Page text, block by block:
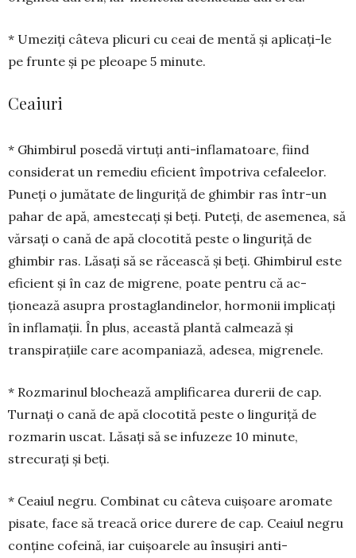
* Umeziți câteva plicuri cu ceai de mentă și apli­cați-le
pe frunte și pe pleoa­pe 5 minute.
Ceaiuri
* Ghimbirul posedă virtuți anti-inflamatoare, fiind
considerat un re­mediu eficient împotriva cefa­le­elor.
Puneți o jumătate de linguriță de ghim­bir ras într-un
pahar de apă, ames­tecați și beți. Puteți, de ase­­­me­nea, să
vărsați o cană de apă clocotită peste o lin­guriță de
ghimbir ras. Lă­sați să se răcească și beți. Ghimbirul este
eficient și în caz de migrene, poate pentru că ac­
ționează asupra prostaglandinelor, hor­mo­nii impli­cați
în inflamații. În plus, această plantă cal­­mează și
transpirațiile care acompaniază, adesea, migre­nele.
* Rozmarinul blochează amplificarea durerii de cap.
Turnați o cană de apă clocotită peste o linguriță de
rozmarin uscat. Lăsați să se infuzeze 10 minute,
strecurați și beți.
* Ceaiul negru. Combinat cu câteva cuișoare aro­mate
pisate, face să treacă orice durere de cap. Cea­iul negru
conține cofeină, iar cuișoarele au însu­șiri anti-